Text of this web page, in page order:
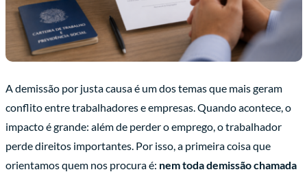
A demissão por justa causa é um dos temas que mais geram
conflito entre trabalhadores e empresas. Quando acontece, o
impacto é grande: além de perder o emprego, o trabalhador
perde direitos importantes. Por isso, a primeira coisa que
orientamos quem nos procura é: nem toda demissão chamada